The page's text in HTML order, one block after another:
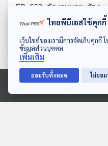
ดาวน์โหลด Thai PBS Podcast Application
Ⓒ 2020 องค์การกระจายเสียงและแพร่ภาพสาธา
EP. 652: จัดงานบวช ต้อง
จ่ายค่าอะไรบ้าง
ตอนที่เกี่ยวข้อง
ไทยพีบีเอสใช้คุกกี้
เว็บไซต์ของเรามีการจัดเก็บคุกกี้
ข้อมูลส่วนบุคคล
เพิ่มเติม
ยอมรับทั้งหมด ไม่ยอ